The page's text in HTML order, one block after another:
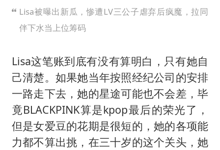
Lisa被曝出新瓜，惨遭LV三公子虐弃后疯魔，拉同
伴下水当上位筹码
Lisa这笔账到底有没有算明白，只有她自
己清楚。如果她当年按照经纪公司的安排
一路走下去，她的星途可能也不会差，毕
竟BLACKPINK算是kpop最后的荣光了，
但是女爱豆的花期是很短的，她的各项能
力都不算出挑，在三十岁的这个关头，她